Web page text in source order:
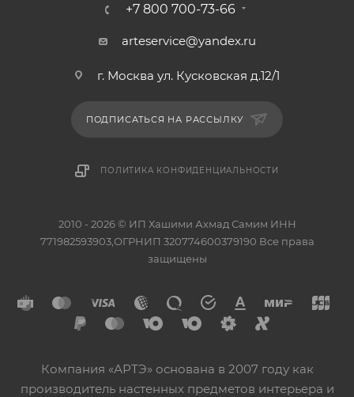
+7 800 700-73-66
arteservice@yandex.ru
г. Москва ул. Кусковская д.12/1
ПОДПИСАТЬСЯ НА РАССЫЛКУ
ПОЛИТИКА КОНФИДЕНЦИАЛЬНОСТИ
2010 - 2026 © ИП Хашими Ахмад Самим ИНН
771982593903,ОГРНИП 320774600379190 Все права
защищены
Компания «АРТЭ» основана в 2007 году как
производитель настенных предметов интерьера и